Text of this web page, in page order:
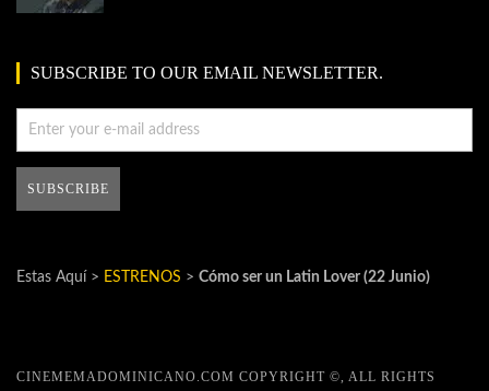
SUBSCRIBE TO OUR EMAIL NEWSLETTER.
Estas Aquí > ESTRENOS > Cómo ser un Latin Lover (22 Junio)
CINEMEMADOMINICANO.COM COPYRIGHT ©, ALL RIGHTS